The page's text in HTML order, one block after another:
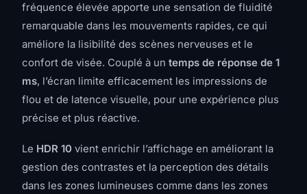
fréquence élevée apporte une sensation de fluidité
remarquable dans les mouvements rapides, ce qui
améliore la lisibilité des scènes nerveuses et le
confort de visée. Couplé à un temps de réponse de 1
ms, l’écran limite efficacement les impressions de
flou et de latence visuelle, pour une expérience plus
précise et plus réactive.
Le HDR 10 vient enrichir l’affichage en améliorant la
gestion des contrastes et la perception des détails
dans les zones lumineuses comme dans les zones